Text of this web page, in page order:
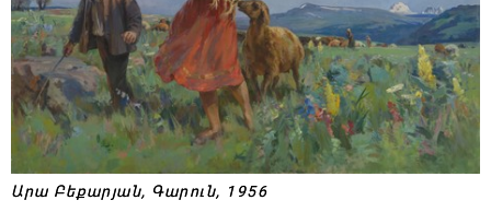
Արա Բեքարյան, Գարուն, 1956